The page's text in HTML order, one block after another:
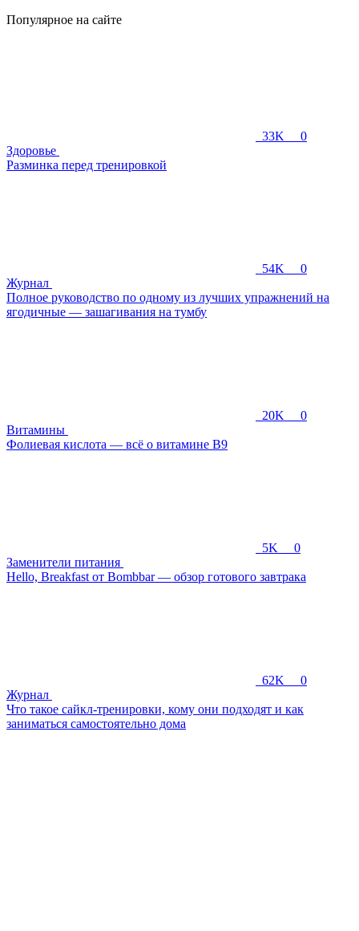
Популярное на сайте
33K
0
Здоровье
Разминка перед тренировкой
54K
0
Журнал
Полное руководство по одному из лучших упражнений на
ягодичные — зашагивания на тумбу
20K
0
Витамины
Фолиевая кислота — всё о витамине B9
5K
0
Заменители питания
Hello, Breakfast от Bombbar — обзор готового завтрака
62K
0
Журнал
Что такое сайкл-тренировки, кому они подходят и как
заниматься самостоятельно дома